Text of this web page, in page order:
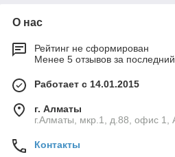
О нас
Рейтинг не сформирован
Менее 5 отзывов за
Работает с 14.01.2015
г. Алматы
г.Алматы, мкр.1, д.88, офис 1,
Контакты